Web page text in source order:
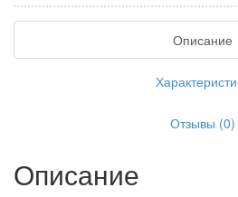
Описание
Отзывы (0)
Описание